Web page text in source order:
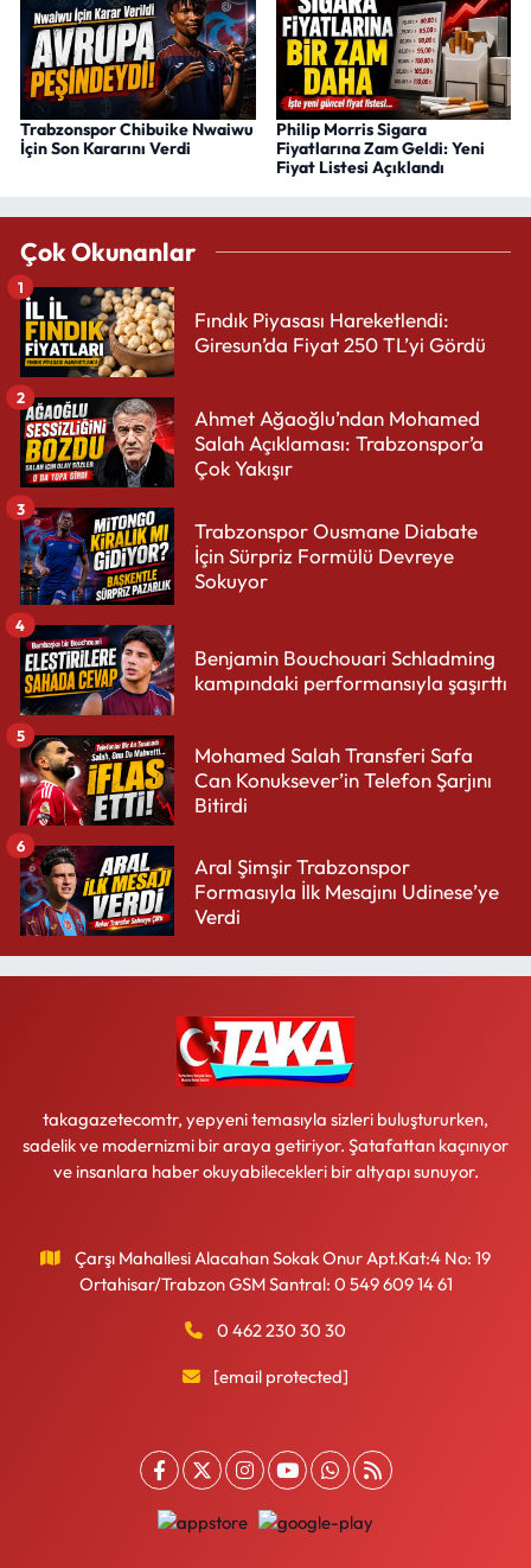
Trabzonspor Chibuike Nwaiwu
İçin Son Kararını Verdi
Philip Morris Sigara
Fiyatlarına Zam Geldi: Yeni
Fiyat Listesi Açıklandı
Çok Okunanlar
Fındık Piyasası Hareketlendi:
Giresun’da Fiyat 250 TL’yi Gördü
1
Ahmet Ağaoğlu’ndan Mohamed
Salah Açıklaması: Trabzonspor’a
Çok Yakışır
2
Trabzonspor Ousmane Diabate
İçin Sürpriz Formülü Devreye
Sokuyor
3
Benjamin Bouchouari Schladming
kampındaki performansıyla şaşırttı
4
Mohamed Salah Transferi Safa
Can Konuksever’in Telefon Şarjını
Bitirdi
5
Aral Şimşir Trabzonspor
Formasıyla İlk Mesajını Udinese’ye
Verdi
6
takagazetecomtr, yepyeni temasıyla sizleri buluştururken,
sadelik ve modernizmi bir araya getiriyor. Şatafattan kaçınıyor
ve insanlara haber okuyabilecekleri bir altyapı sunuyor.
Çarşı Mahallesi Alacahan Sokak Onur Apt.Kat:4 No: 19
Ortahisar/Trabzon GSM Santral: 0 549 609 14 61
0 462 230 30 30
[email protected]